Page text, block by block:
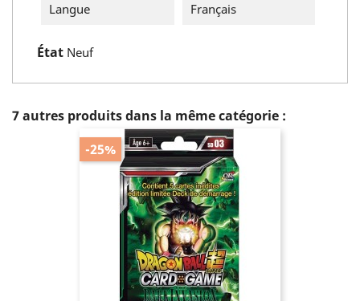
Langue
Français
État Neuf
7 autres produits dans la même catégorie :
-25%